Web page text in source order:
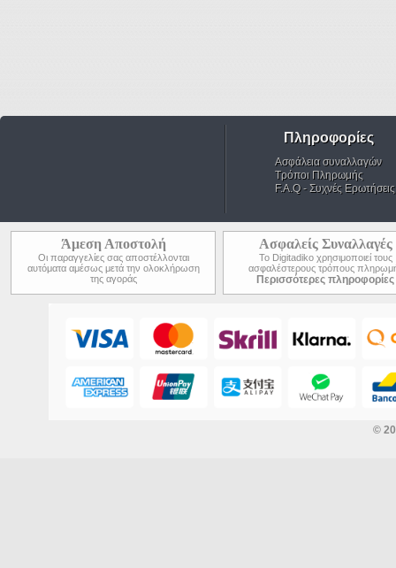
Πληροφορίες
Ασφάλεια συναλλαγών
Τρόποι Πληρωμής
F.A.Q - Συχνές Ερωτήσεις
Άμεση Αποστολή
Οι παραγγελίες σας αποστέλλονται
αυτόματα αμέσως μετά την ολοκλήρωση
της αγοράς
Ασφαλείς Συναλλαγές
Το Digitadiko χρησιμοποιεί τους
ασφαλέστερους τρόπους
Περισσότερες πληροφορίες
©